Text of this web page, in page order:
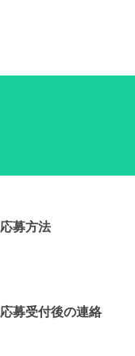
応募方法
応募受付後の連絡